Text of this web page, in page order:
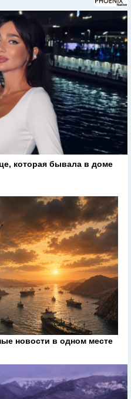
которая бывала в доме
новости в одном месте